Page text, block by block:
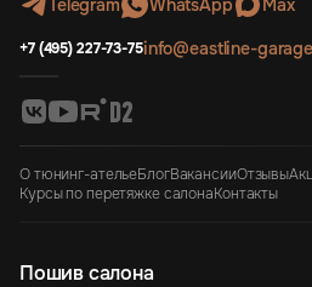
Telegram WhatsApp Max
+7 (495) 227-73-75info@eastline-
О тюнинг-ательеБлогВакансииОтзывы
Курсы по перетяжке салонаКонтакты
Пошив салона